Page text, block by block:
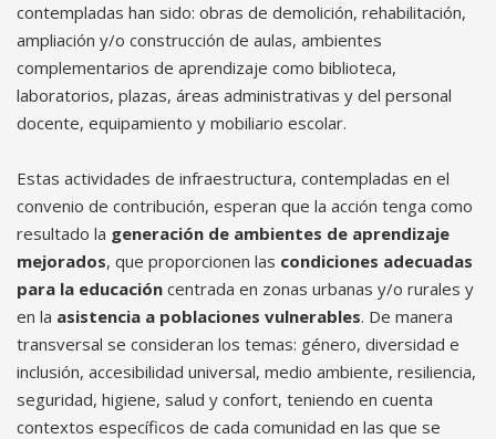
contempladas han sido: obras de demolición, rehabilitación,
ampliación y/o construcción de aulas, ambientes
complementarios de aprendizaje como biblioteca,
laboratorios, plazas, áreas administrativas y del personal
docente, equipamiento y mobiliario escolar.
Estas actividades de infraestructura, contempladas en el
convenio de contribución, esperan que la acción tenga como
resultado la generación de ambientes de aprendizaje
mejorados, que proporcionen las condiciones adecuadas
para la educación centrada en zonas urbanas y/o rurales y
en la asistencia a poblaciones vulnerables. De manera
transversal se consideran los temas: género, diversidad e
inclusión, accesibilidad universal, medio ambiente, resiliencia,
seguridad, higiene, salud y confort, teniendo en cuenta
contextos específicos de cada comunidad en las que se